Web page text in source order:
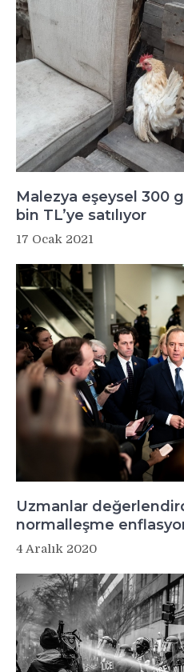
Malezya eşeysel 300
bin TL’ye satılıyor
17 Ocak 2021
Uzmanlar
normalleşme
4 Aralık 2020